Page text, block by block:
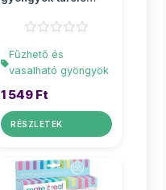
Fűzhető és
vasalható gyöngyök
1 549 Ft
RÉSZLETEK